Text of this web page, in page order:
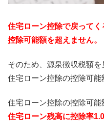
住宅ローン控除で戻って
控除可能額を超えません。
そのため、源泉徴収税額を
住宅ローン控除の控除可能
住宅ローン控除の控除可能
住宅ローン残高に控除率